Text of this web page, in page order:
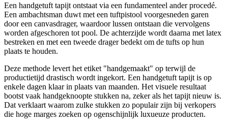
Een handgetuft tapijt ontstaat via een fundamenteel ander procedé.
Een ambachtsman duwt met een tuftpistool voorgesneden garen
door een canvasdrager, waardoor lussen ontstaan die vervolgens
worden afgeschoren tot pool. De achterzijde wordt daarna met latex
bestreken en met een tweede drager bedekt om de tufts op hun
plaats te houden.
Deze methode levert het etiket "handgemaakt" op terwijl de
productietijd drastisch wordt ingekort. Een handgetuft tapijt is op
enkele dagen klaar in plaats van maanden. Het visuele resultaat
bootst vaak handgeknoopte stukken na, zeker als het tapijt nieuw is.
Dat verklaart waarom zulke stukken zo populair zijn bij verkopers
die hoge marges zoeken op ogenschijnlijk luxueuze producten.